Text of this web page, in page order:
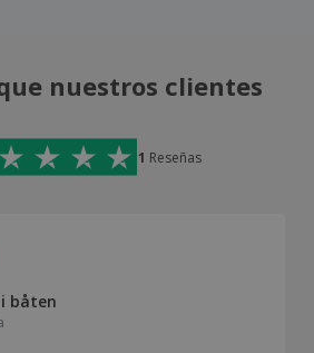
nuestros clientes
1 Reseñas
båten